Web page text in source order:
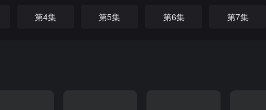
第4集 第5集 第6集 第7集